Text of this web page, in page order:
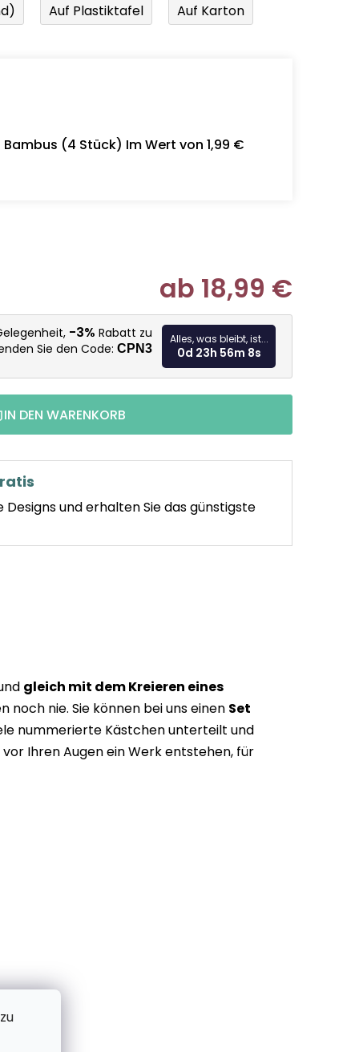
Auf Plastiktafel Auf Karton
(4 Stück) Im Wert von 1,99 €
ab 18,99 €
-3% Rabatt zu
Sie den Code: CPN3
Alles, was bleibt, ist...
0d 23h 56m 7s
IN DEN WARENKORB
Designs und erhalten Sie das günstigste
gleich mit dem Kreieren eines
noch nie. Sie können bei uns einen Set
nummerierte Kästchen unterteilt und
Ihren Augen ein Werk entstehen, für